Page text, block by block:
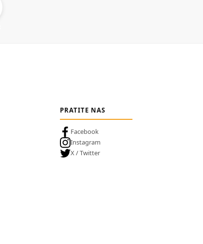
PRATITE NAS
Facebook
Instagram
X / Twitter